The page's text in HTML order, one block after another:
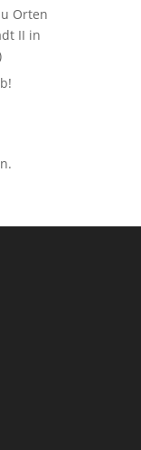
Orten
II in